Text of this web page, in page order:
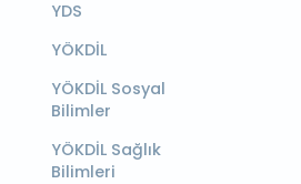
YDS
YÖKDİL
YÖKDİL Sosyal
Bilimler
YÖKDİL Sağlık
Bilimleri